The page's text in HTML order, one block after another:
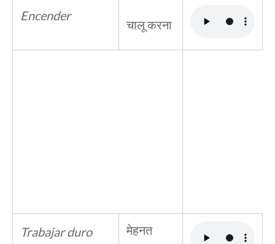
Encender
चालू करना
Trabajar duro
मेहनत